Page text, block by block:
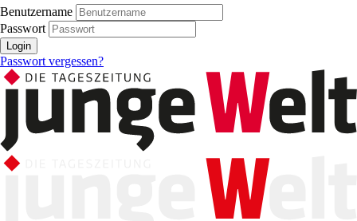
Benutzername
Passwort
Login
Passwort vergessen?